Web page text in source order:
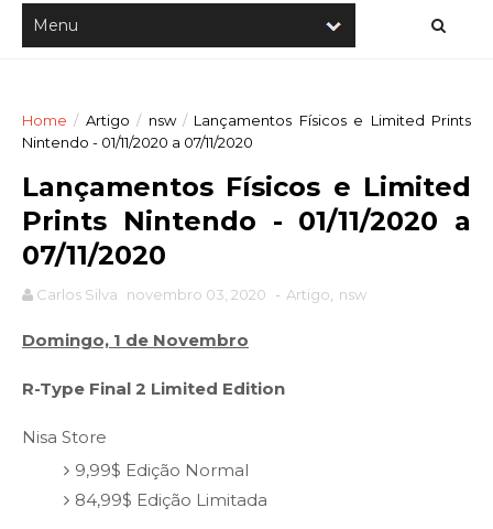
Home / Artigo / nsw / Lançamentos Físicos e Limited Prints
Nintendo - 01/11/2020 a 07/11/2020
Lançamentos Físicos e Limited
Prints Nintendo - 01/11/2020 a
07/11/2020
Carlos Silva novembro 03, 2020 - Artigo nsw
Domingo, 1 de Novembro
R-Type Final 2 Limited Edition
Nisa Store
9,99$ Edição Normal
84,99$ Edição Limitada